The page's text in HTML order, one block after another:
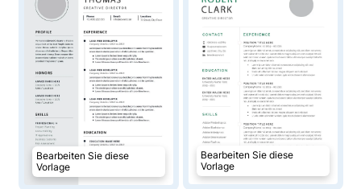
Bearbeiten Sie diese
Vorlage
Bearbeiten Sie diese
Vorlage